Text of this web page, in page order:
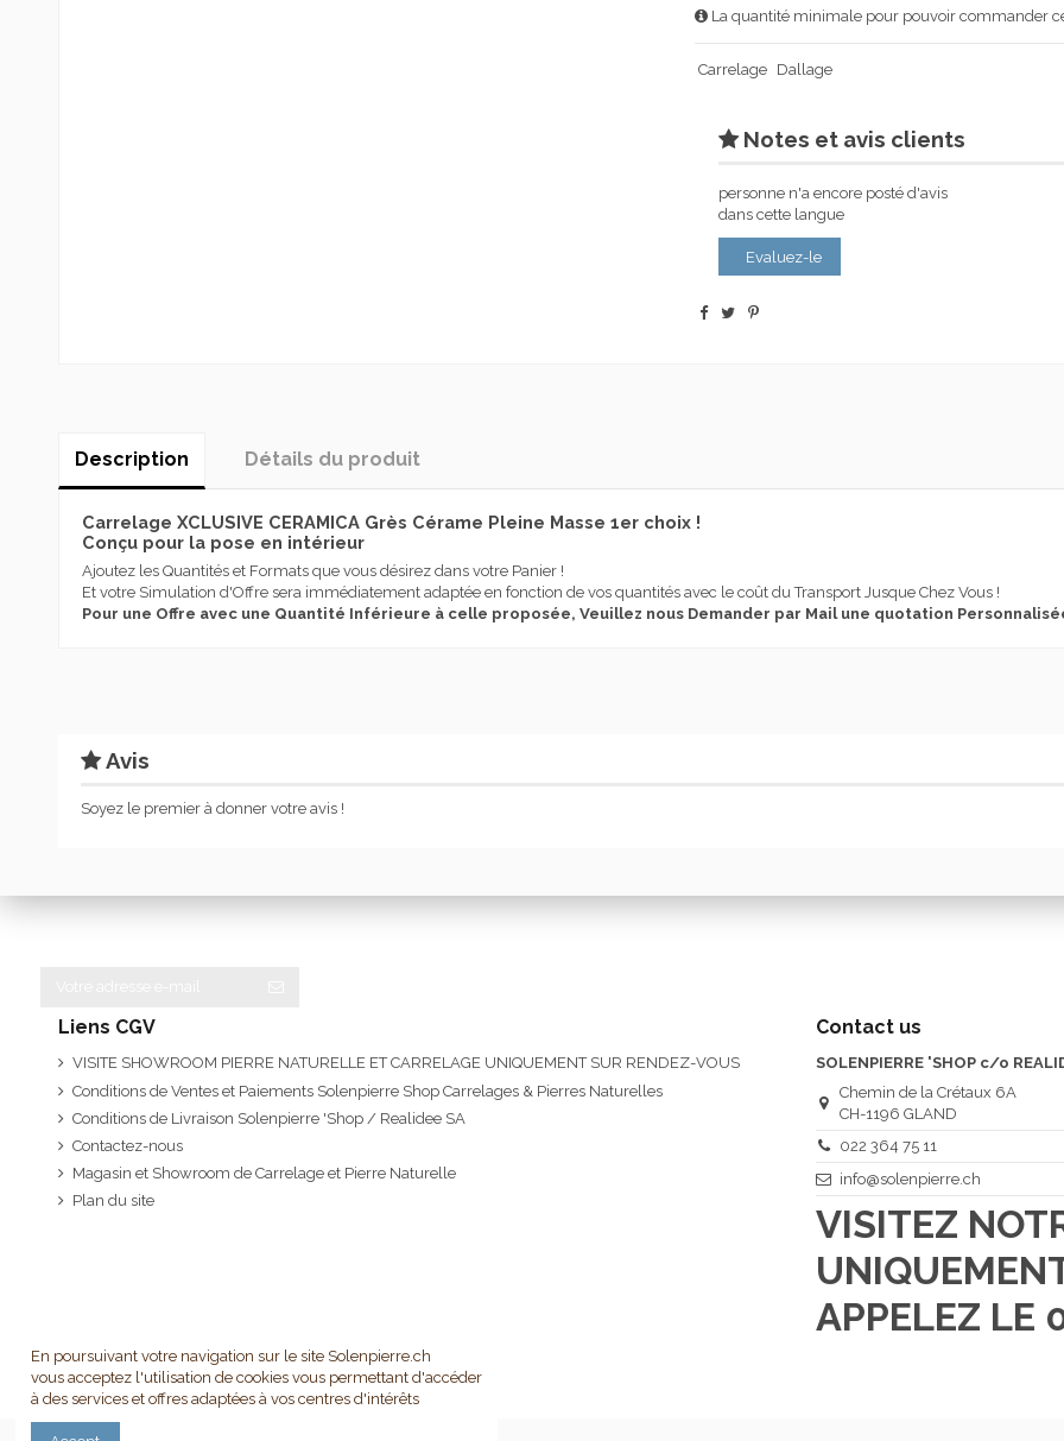
La quantité minimale pour pouvoir commander
Carrelage Dallage
Notes et avis clients
personne n'a encore posté d'avis
dans cette langue
Evaluez-le
Description Détails du produit
Carrelage XCLUSIVE CERAMICA Grès Cérame Pleine Masse 1er choix !
Conçu pour la pose en intérieur
Ajoutez les Quantités et Formats que vous désirez dans votre Panier !
Et votre Simulation d'Offre sera immédiatement adaptée en fonction de vos quantités avec le coût du Transport Jusque Chez Vous !
Pour une Offre avec une Quantité Inférieure à celle proposée, Veuillez nous Demander par Mail une quotation
Couleur
Série
Avis
Soyez le premier à donner votre avis !
Liens CGV
VISITE SHOWROOM PIERRE NATURELLE ET CARRELAGE UNIQUEMENT SUR RENDEZ-VOUS
Conditions de Ventes et Paiements Solenpierre Shop Carrelages & Pierres Naturelles
Conditions de Livraison Solenpierre 'Shop / Realidee SA
Contactez-nous
Magasin et Showroom de Carrelage et Pierre Naturelle
Plan du site
Contact us
SOLENPIERRE 'SHOP c/o
Chemin de la Crétaux 6A
CH-1196 GLAND
022 364 75 11
info@solenpierre.ch
VISITEZ
APPELEZ LE
En poursuivant votre navigation sur le site Solenpierre.ch
vous acceptez l'utilisation de cookies vous permettant d'accéder
à des services et offres adaptées à vos centres d'intérêts